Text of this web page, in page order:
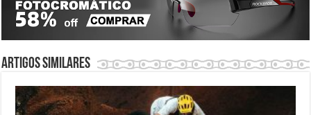
Artigos similares